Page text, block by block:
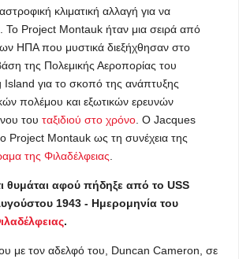
κλιματική αλλαγή για να
Το Project Montauk ήταν μια σειρά από
ΗΠΑ που μυστικά διεξήχθησαν στο
της Πολεμικής Αεροπορίας του
για το σκοπό της ανάπτυξης
πολέμου και εξωτικών ερευνών
του ταξιδιού στο χρόνο . Ο Jacques
Project Montauk ως τη συνέχεια της
της Φιλαδέλφειας
θυμάται αφού πήδηξε από το USS
1943 - Ημερομηνία του
.
με τον αδελφό του, Duncan Cameron, σε